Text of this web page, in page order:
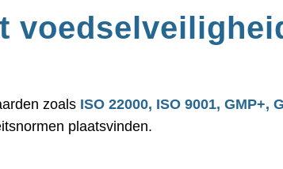
zoals ISO 22000, ISO 9001, GMP+,
plaatsvinden.